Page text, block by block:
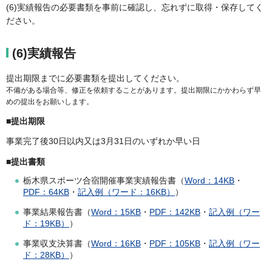
(6)実績報告の必要書類を事前に確認し、忘れずに取得・保存してく
ださい。
(6)実績報告
提出期限までに必要書類を提出してください。
不備がある場合等、修正を依頼することがあります。提出期限にかかわらず早
めの提出をお願いします。
■提出期限
事業完了後30日以内又は3月31日のいずれか早い日
■提出書類
栃木県スポーツ合宿開催事業実績報告書（Word：14KB ・
PDF：64KB ・ 記入例（ワード：16KB） ）
事業結果報告書（Word：15KB ・ PDF：142KB ・ 記入例（ワー
ド：19KB）
）
事業収支決算書（Word：16KB ・ PDF：105KB ・ 記入例（ワー
ド：28KB）
）